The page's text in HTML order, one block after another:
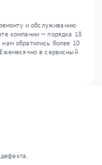
и обслуживанию
компании — порядка 18
обратились более 10
в сервисный
с широким спектром
благодаря опыту